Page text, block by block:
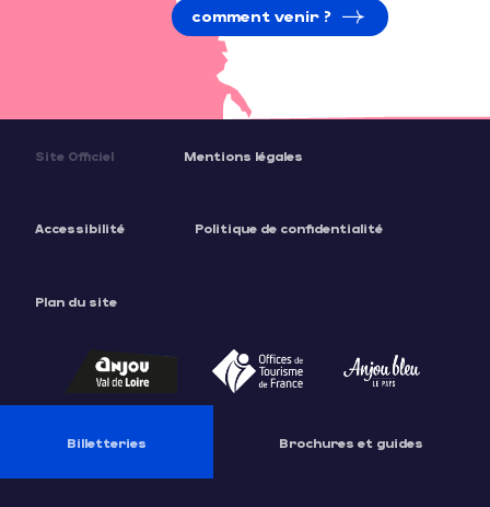
comment venir ?
Site Officiel Mentions légales
Accessibilité Politique de confidentialité
Plan du site
Billetteries Brochures et guides